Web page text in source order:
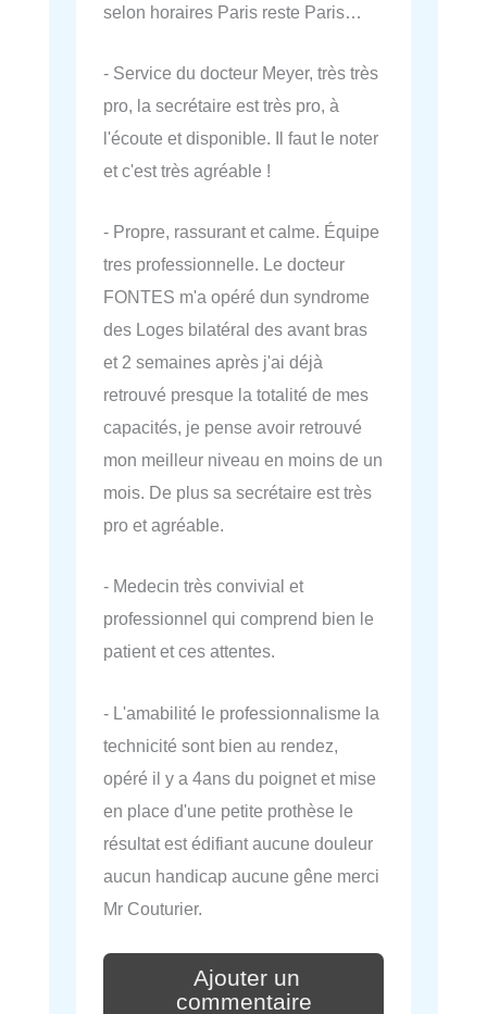
selon horaires Paris reste Paris…
- Service du docteur Meyer, très très
pro, la secrétaire est très pro, à
l'écoute et disponible. Il faut le noter
et c'est très agréable !
- Propre, rassurant et calme. Équipe
tres professionnelle. Le docteur
FONTES m'a opéré dun syndrome
des Loges bilatéral des avant bras
et 2 semaines après j'ai déjà
retrouvé presque la totalité de mes
capacités, je pense avoir retrouvé
mon meilleur niveau en moins de un
mois. De plus sa secrétaire est très
pro et agréable.
- Medecin très convivial et
professionnel qui comprend bien le
patient et ces attentes.
- L'amabilité le professionnalisme la
technicité sont bien au rendez,
opéré il y a 4ans du poignet et mise
en place d'une petite prothèse le
résultat est édifiant aucune douleur
aucun handicap aucune gêne merci
Mr Couturier.
Ajouter un
commentaire